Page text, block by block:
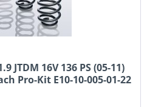
JTDM 16V 136 PS (05-11)
Pro-Kit E10-10-005-01-22